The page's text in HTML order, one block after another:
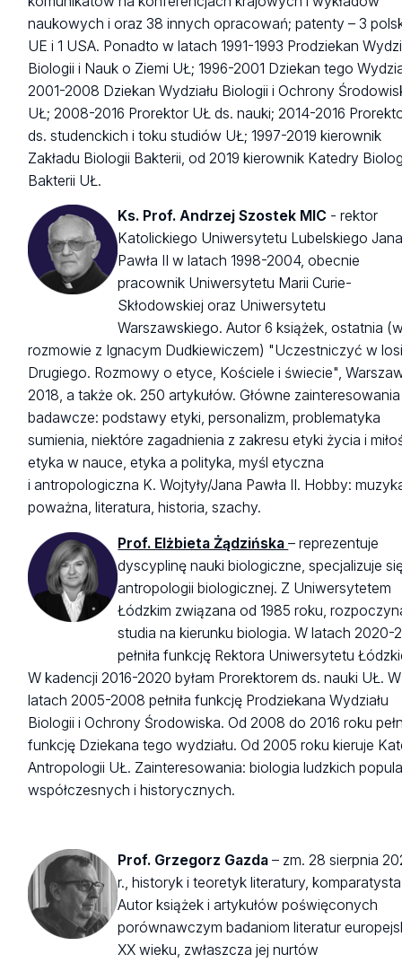
naukowych i oraz 38 innych opracowań; patenty – 3
UE i 1 USA. Ponadto w latach 1991-1993 Prodziekan
Biologii i Nauk o Ziemi UŁ; 1996-2001 Dziekan tego
2001-2008 Dziekan Wydziału Biologii i Ochrony
UŁ; 2008-2016 Prorektor UŁ ds. nauki; 2014-2016
ds. studenckich i toku studiów UŁ; 1997-2019 kierownik
Zakładu Biologii Bakterii, od 2019 kierownik Katedry
Bakterii UŁ.
Ks. Prof. Andrzej Szostek MIC - rektor
Katolickiego Uniwersytetu Lubelskiego
Pawła II w latach 1998-2004, obecnie
pracownik Uniwersytetu Marii Curie-
Skłodowskiej oraz Uniwersytetu
Warszawskiego. Autor 6 książek, ostatnia
rozmowie z Ignacym Dudkiewiczem) "Uczestniczyć w
Drugiego. Rozmowy o etyce, Kościele i świecie",
2018, a także ok. 250 artykułów. Główne zainteresowania
badawcze: podstawy etyki, personalizm, problematyka
sumienia, niektóre zagadnienia z zakresu etyki życia i
etyka w nauce, etyka a polityka, myśl etyczna
i antropologiczna K. Wojtyły/Jana Pawła II. Hobby:
poważna, literatura, historia, szachy.
Prof. Elżbieta Żądzińska– reprezentuje
dyscyplinę nauki biologiczne, specjalizuje
antropologii biologicznej. Z Uniwersytetem
Łódzkim związana od 1985 roku,
studia na kierunku biologia. W latach 2020-
pełniła funkcję Rektora Uniwersytetu
W kadencji 2016-2020 byłam Prorektorem ds. nauki UŁ. W
latach 2005-2008 pełniła funkcję Prodziekana Wydziału
Biologii i Ochrony Środowiska. Od 2008 do 2016 roku
funkcję Dziekana tego wydziału. Od 2005 roku kieruje
Antropologii UŁ. Zainteresowania: biologia ludzkich
współczesnych i historycznych.
Prof. Grzegorz Gazda – zm. 28 sierpnia
r., historyk i teoretyk literatury,
Autor książek i artykułów poświęconych
porównawczym badaniom literatur
XX wieku, zwłaszcza jej nurtów